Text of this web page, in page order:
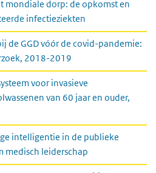
mondiale dorp: de opkomst en
infectieziekten
de GGD vóór de covid-pandemie:
2018-2019
voor invasieve
van 60 jaar en ouder,
intelligentie in de publieke
medisch leiderschap